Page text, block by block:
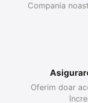
Apple iPhone 17 Pro
MDL
MDL -12%
Compania
Oferim doar